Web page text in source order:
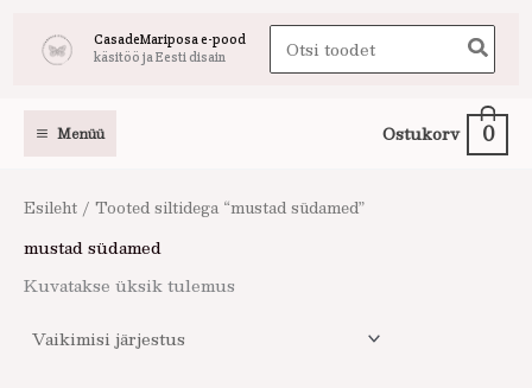
CasadeMariposa e-pood
käsitöö ja Eesti disain
Search
for:
Menüü Ostukorv 0
Esileht / Tooted siltidega “mustad südamed”
mustad südamed
Kuvatakse üksik tulemus